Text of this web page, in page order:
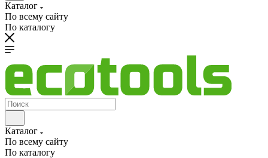
Каталог
По всему сайту
По каталогу
Каталог
По всему сайту
По каталогу